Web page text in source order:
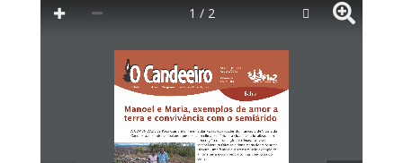
Boletim Informativo do Programa Uma Terra e Duas Águas
Ano 7 • nº 1338
Agosto/2013
A COMUNIDADE de Poço Cumprido II é uma das várias localidades do município de Vitória da
Conquista, no sudoeste baiano, que possuem clima semiárido - a cidade está localizada em
uma região de transição de climas. Lá, vivem seu
Manoel Pereira Oliveira e dona Maria Ildete Santana
Oliveira, uma família que traz um belo exemplo de
amor a terra e convivência com as condições do
clima.
Manoel e Maria, exemplos de amor a
terra e convivência com o semiárido
Vitória da
Conquista
1 / 2